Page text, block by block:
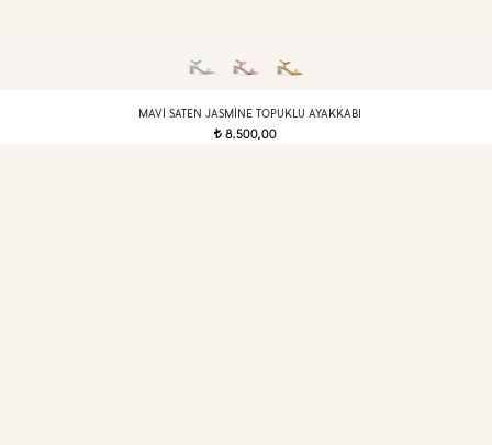
MAVI SATEN JASMINE TOPUKLU AYAKKABI
t8.500,00